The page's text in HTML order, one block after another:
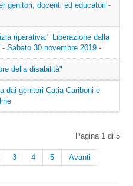
genitori, docenti ed educatori -
riparativa:" Liberazione dalla
Sabato 30 novembre 2019 -
della disabilità"
dai genitori Catia Cariboni e
Pagina 1 di 5
3 4 5
Avanti